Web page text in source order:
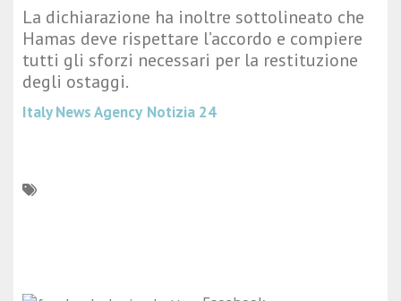
La dichiarazione ha inoltre sottolineato che
Hamas deve rispettare l’accordo e compiere
tutti gli sforzi necessari per la restituzione
degli ostaggi.
Italy News Agency Notizia 24